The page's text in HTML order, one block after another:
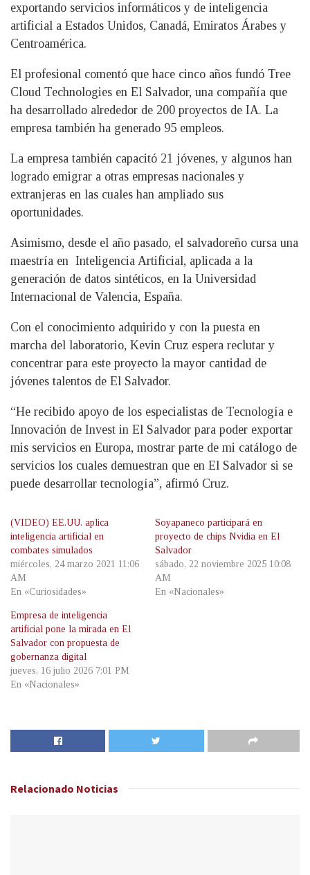
exportando servicios informáticos y de inteligencia
artificial a Estados Unidos, Canadá, Emiratos Árabes y
Centroamérica.
El profesional comentó que hace cinco años fundó Tree
Cloud Technologies en El Salvador, una compañía que
ha desarrollado alrededor de 200 proyectos de IA. La
empresa también ha generado 95 empleos.
La empresa también capacitó 21 jóvenes, y algunos han
logrado emigrar a otras empresas nacionales y
extranjeras en las cuales han ampliado sus
oportunidades.
Asimismo, desde el año pasado, el salvadoreño cursa una
maestría en Inteligencia Artificial, aplicada a la
generación de datos sintéticos, en la Universidad
Internacional de Valencia, España.
Con el conocimiento adquirido y con la puesta en
marcha del laboratorio, Kevin Cruz espera reclutar y
concentrar para este proyecto la mayor cantidad de
jóvenes talentos de El Salvador.
“He recibido apoyo de los especialistas de Tecnología e
Innovación de Invest in El Salvador para poder exportar
mis servicios en Europa, mostrar parte de mi catálogo de
servicios los cuales demuestran que en El Salvador si se
puede desarrollar tecnología”, afirmó Cruz.
(VIDEO) EE.UU. aplica
inteligencia artificial en
combates simulados
miércoles, 24 marzo 2021 11:06
AM
En «Curiosidades»
Soyapaneco participará en
proyecto de chips Nvidia en El
Salvador
sábado, 22 noviembre 2025 10:08
AM
En «Nacionales»
Empresa de inteligencia
artificial pone la mirada en El
Salvador con propuesta de
gobernanza digital
jueves, 16 julio 2026 7:01 PM
En «Nacionales»
Relacionado Noticias